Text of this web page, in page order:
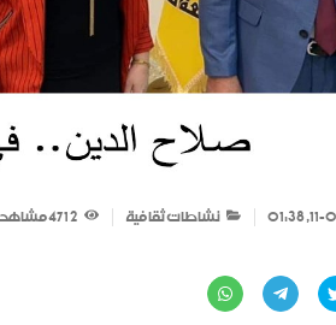
نشاطات ثقافية 2 471